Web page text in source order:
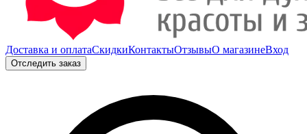
Доставка и оплатаСкидкиКонтактыОтзывыО магазинеВход
Отследить заказ